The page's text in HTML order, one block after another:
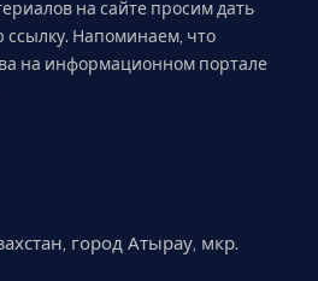
на сайте просим дать
ссылку. Напоминаем, что
на информационном портале
город Атырау, мкр.